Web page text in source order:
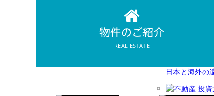
不動産投資に
日本と海外の
物件のご紹介
REAL ESTATE